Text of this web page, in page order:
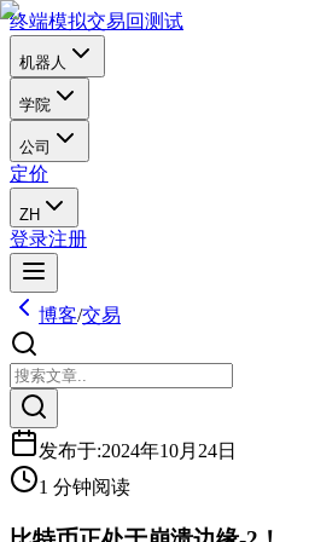
终端模拟交易回测试
机器人
学院
公司
定价
ZH
登录注册
博客/交易
发布于:2024年10月24日
1 分钟阅读